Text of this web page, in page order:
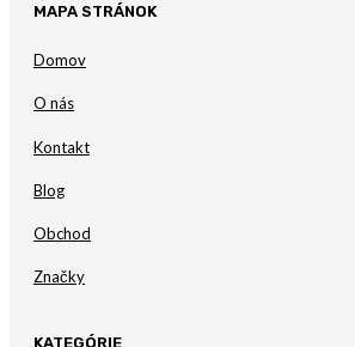
MAPA STRÁNOK
Domov
O nás
Kontakt
Blog
Obchod
Značky
KATEGÓRIE